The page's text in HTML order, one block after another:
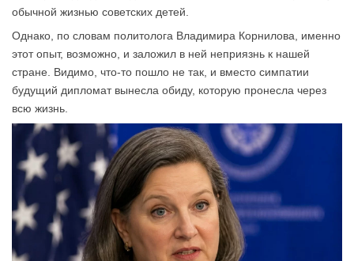
обычной жизнью советских детей.
Однако, по словам политолога Владимира Корнилова, именно
этот опыт, возможно, и заложил в ней неприязнь к нашей
стране. Видимо, что-то пошло не так, и вместо симпатии
будущий дипломат вынесла обиду, которую пронесла через
всю жизнь.